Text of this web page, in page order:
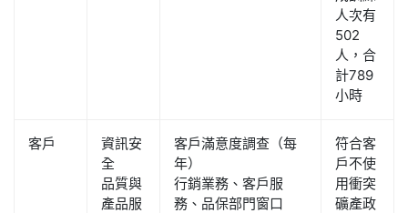
人次有
502
人，合
計789
小時
客戶
資訊安
全
品質與
產品服
客戶滿意度調查（每
年）
行銷業務、客戶服
務、品保部門窗口
符合客
戶不使
用衝突
礦產政